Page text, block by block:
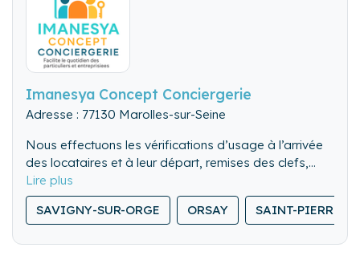
Imanesya Concept Conciergerie
Adresse : 77130 Marolles-sur-Seine
Nous effectuons les vérifications d’usage à l’arrivée
des locataires et à leur départ, remises des clefs,
visite des lieux. Nous pouvons également gérer les
locations de dernière minute.
Nous nettoyons de fond en comble l’ensemble du
logement.
Nous lavons, repassons et rangeons le linge de
SAVIGNY-SUR-ORGE ORSAY SAINT-PIERRE-